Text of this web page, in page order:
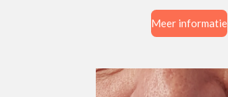
Meer informatie